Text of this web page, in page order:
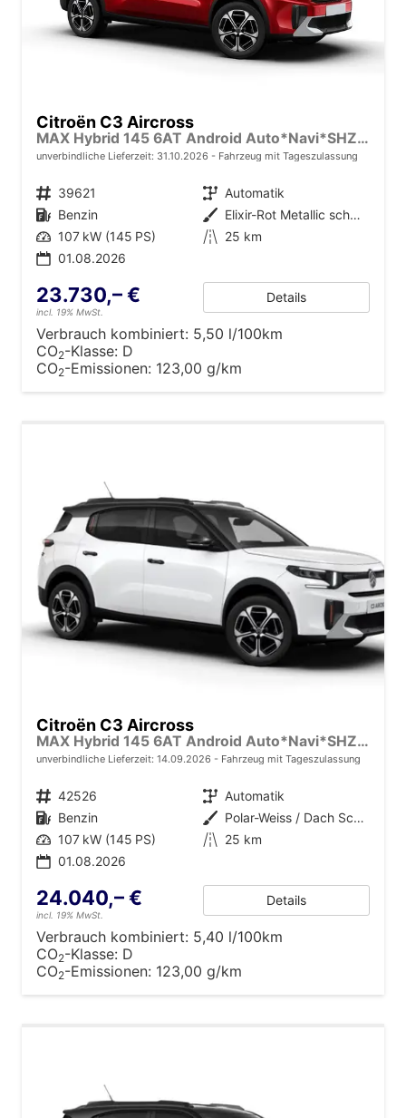
Citroën C3 Aircross
MAX Hybrid 145 6AT Android Auto*Navi*SHZ*Kamera*Totwinkel*Keyless*17"*Klimaauto
unverbindliche Lieferzeit: 31.10.2026 Fahrzeug mit Tageszulassung
Fahrzeugnr. 39621 Getriebe Automatik
Kraftstoff Benzin Außenfarbe
Elixir-Rot Metallic schwarzem Dach
Leistung 107 kW (145 PS) Kilometerstand 25 km
01.08.2026
23.730,– €
incl. 19% MwSt.
Details
Verbrauch kombiniert: 5,50 l/100km
CO2-Klasse: D
CO2-Emissionen: 123,00 g/km
Citroën C3 Aircross
MAX Hybrid 145 6AT Android Auto*Navi*SHZ*Kamera*Totwinkel*Keyless*17"*Klimaauto
unverbindliche Lieferzeit: 14.09.2026 Fahrzeug mit Tageszulassung
Fahrzeugnr. 42526 Getriebe Automatik
Kraftstoff Benzin Außenfarbe
Polar-Weiss / Dach Schwarz
Leistung 107 kW (145 PS) Kilometerstand 25 km
01.08.2026
24.040,– €
incl. 19% MwSt.
Details
Verbrauch kombiniert: 5,40 l/100km
CO2-Klasse: D
CO2-Emissionen: 123,00 g/km